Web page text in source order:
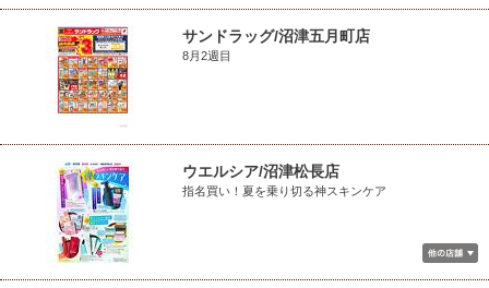
サンドラッグ/沼津五月町店
8月2週目
ウエルシア/沼津松長店
指名買い！夏を乗り切る神スキンケア